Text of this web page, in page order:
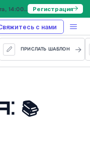
Ближайший демо-день — вторник, 25 августа, 14:00 МСК Регистрация
с нами
ПРИСЛАТЬ ШАБЛОН
📚